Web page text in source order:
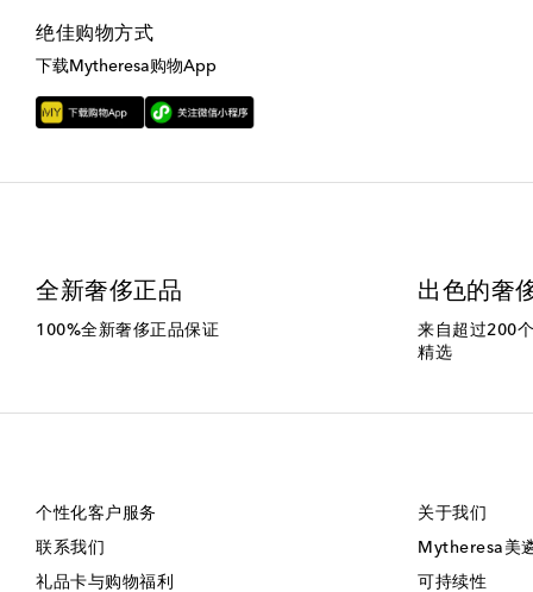
绝佳购物方式
下载Mytheresa购物App
全新奢侈正品
100%全新奢侈正品保证
出色的奢
来自超过200
精选
个性化客户服务
联系我们
礼品卡与购物福利
关于我们
Mytheresa美
可持续性